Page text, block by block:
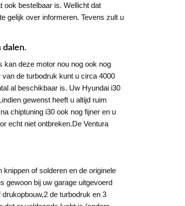
ook bestelbaar is. Wellicht dat
gelijk over informeren. Tevens zult u
dalen.
kan deze motor nou nog ook nog
de turbodruk kunt u circa 4000
al beschikbaar is. Uw Hyundai i30
gewenst heeft u altijd ruim
chiptuning i30 ook nog fijner en u
echt niet ontbreken.De Ventura
of solderen en de originele
gewoon bij uw garage uitgevoerd
de turbodruk en 3